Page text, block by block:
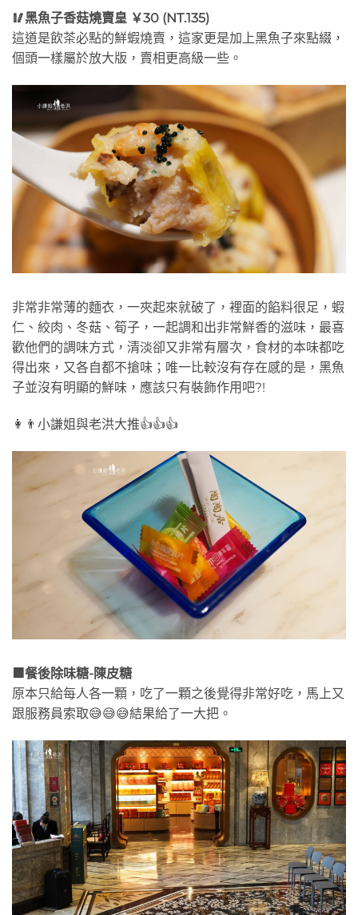
🥢黑魚子香菇燒賣皇 ￥30 (NT.135)
這道是飲茶必點的鮮蝦燒賣，這家更是加上黑魚子來點綴，
個頭一樣屬於放大版，賣相更高級一些。
非常非常薄的麵衣，一夾起來就破了，裡面的餡料很足，蝦
仁、絞肉、冬菇、筍子，一起調和出非常鮮香的滋味，最喜
歡他們的調味方式，清淡卻又非常有層次，食材的本味都吃
得出來，又各自都不搶味；唯一比較沒有存在感的是，黑魚
子並沒有明顯的鮮味，應該只有裝飾作用吧?!
👩👨小謙姐與老洪大推👍👍👍
🟧餐後除味糖-陳皮糖
原本只給每人各一顆，吃了一顆之後覺得非常好吃，馬上又
跟服務員索取😅😅😅結果給了一大把。